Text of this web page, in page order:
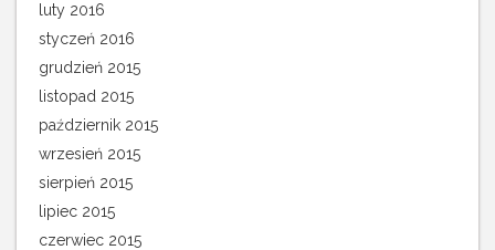
luty 2016
styczeń 2016
grudzień 2015
listopad 2015
październik 2015
wrzesień 2015
sierpień 2015
lipiec 2015
czerwiec 2015